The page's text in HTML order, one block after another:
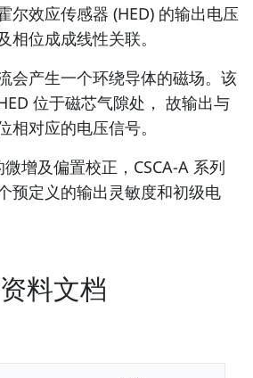
尔效应传感器 (HED) 的输出电压
相位成成线性关联。
会产生一个环绕导体的磁场。该
位于磁芯气隙处， 故输出与
相对应的电压信号。
增及偏置校正，CSCA-A 系列
预定义的输出灵敏度和初级电
资料文档